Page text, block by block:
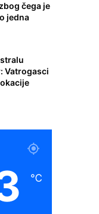
čega je
jedna
Vatrogasci
℃